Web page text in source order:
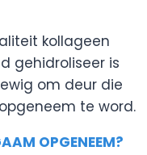
kollageen
gehidroliseer is
om deur die
te word.
OPGENEEM?